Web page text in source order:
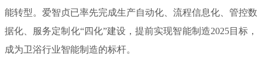
能转型。爱智贞已率先完成生产自动化、流程信息化、管控数
据化、服务定制化“四化”建设，提前实现智能制造2025目标，
成为卫浴行业智能制造的标杆。